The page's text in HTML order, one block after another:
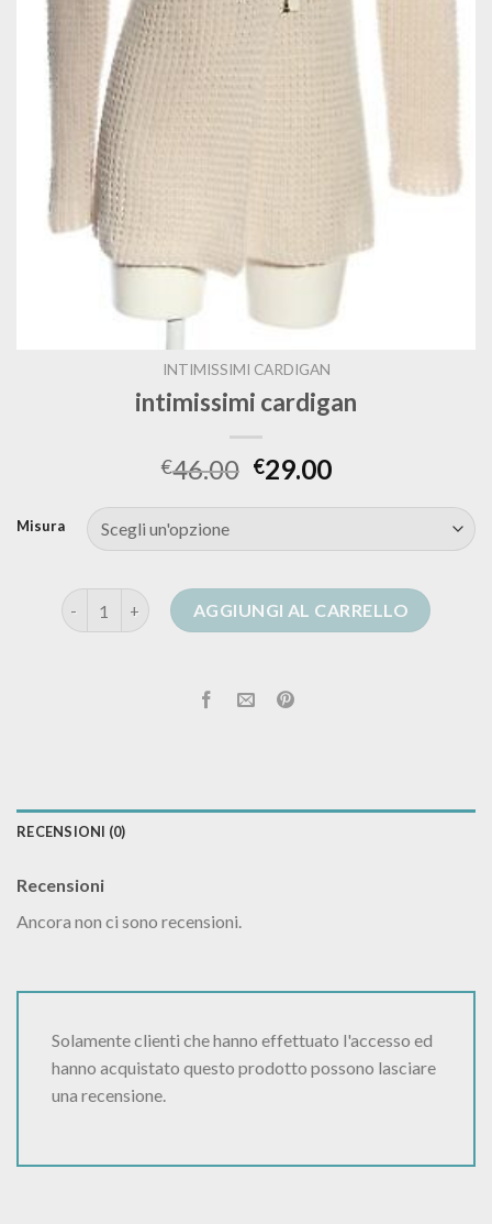
INTIMISSIMI CARDIGAN
intimissimi cardigan
€46.00 €29.00
Misura
intimissimi cardigan quantitàAGGIUNGI AL CARRELLO
RECENSIONI (0)
Recensioni
Ancora non ci sono recensioni.
Solamente clienti che hanno effettuato l'accesso ed
hanno acquistato questo prodotto possono lasciare
una recensione.